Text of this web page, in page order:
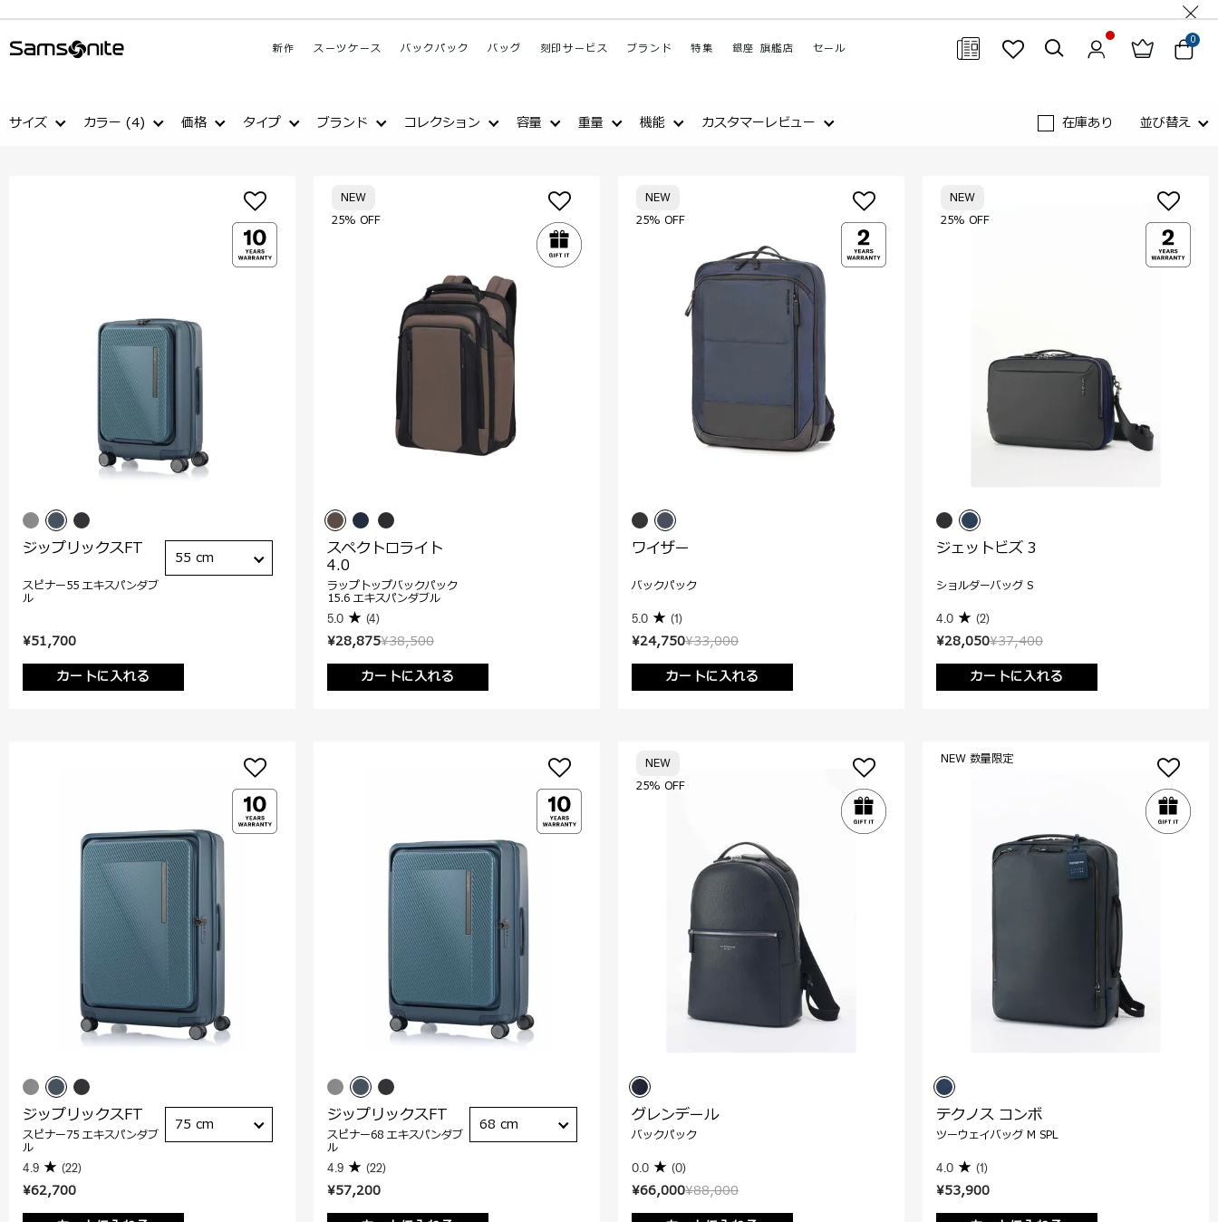
新作 スーツケース バックパック バッグ 刻印サービス ブランド 特集 銀座 旗艦店 セール
0
閉じる
サイズ カラー (4) 価格 タイプ ブランド コレクション 容量 重量 機能 カスタマーレビュー 在庫あり 並び替え
¥51,700
カートに入れる
ジップリックスFT
スピナー55 エキスパンダブ
ル
55 cm
¥38,500
¥28,875
カートに入れる
25% OFF
NEW
スペクトロライト
4.0
ラップトップバックパック
15.6 エキスパンダブル
5.0 (4)
¥33,000
¥24,750
カートに入れる
25% OFF
NEW
ワイザー
バックパック
5.0 (1)
¥37,400
¥28,050
カートに入れる
25% OFF
NEW
ジェットビズ 3
ショルダーバッグ S
4.0 (2)
¥62,700
ジップリックスFT
スピナー75 エキスパンダブ
ル
4.9 (22)
75 cm
¥57,200
ジップリックスFT
スピナー68 エキスパンダブ
ル
4.9 (22)
68 cm
¥88,000
¥66,000
25% OFF
NEW
グレンデール
バックパック
0.0 (0)
¥53,900
NEW 数量限定
テクノス コンボ
ツーウェイバッグ M SPL
4.0 (1)